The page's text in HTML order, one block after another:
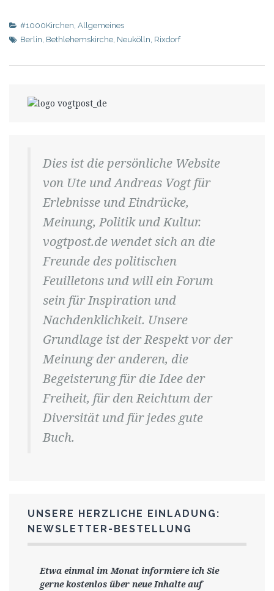
#1000Kirchen, Allgemeines
Berlin, Bethlehemskirche, Neukölln, Rixdorf
Dies ist die persönliche Website
von Ute und Andreas Vogt für
Erlebnisse und Eindrücke,
Meinung, Politik und Kultur.
vogtpost.de wendet sich an die
Freunde des politischen
Feuilletons und will ein Forum
sein für Inspiration und
Nachdenklichkeit. Unsere
Grundlage ist der Respekt vor der
Meinung der anderen, die
Begeisterung für die Idee der
Freiheit, für den Reichtum der
Diversität und für jedes gute
Buch.
UNSERE HERZLICHE EINLADUNG:
NEWSLETTER-BESTELLUNG
Etwa einmal im Monat informiere ich Sie
gernekostenlos über neue Inhalte auf